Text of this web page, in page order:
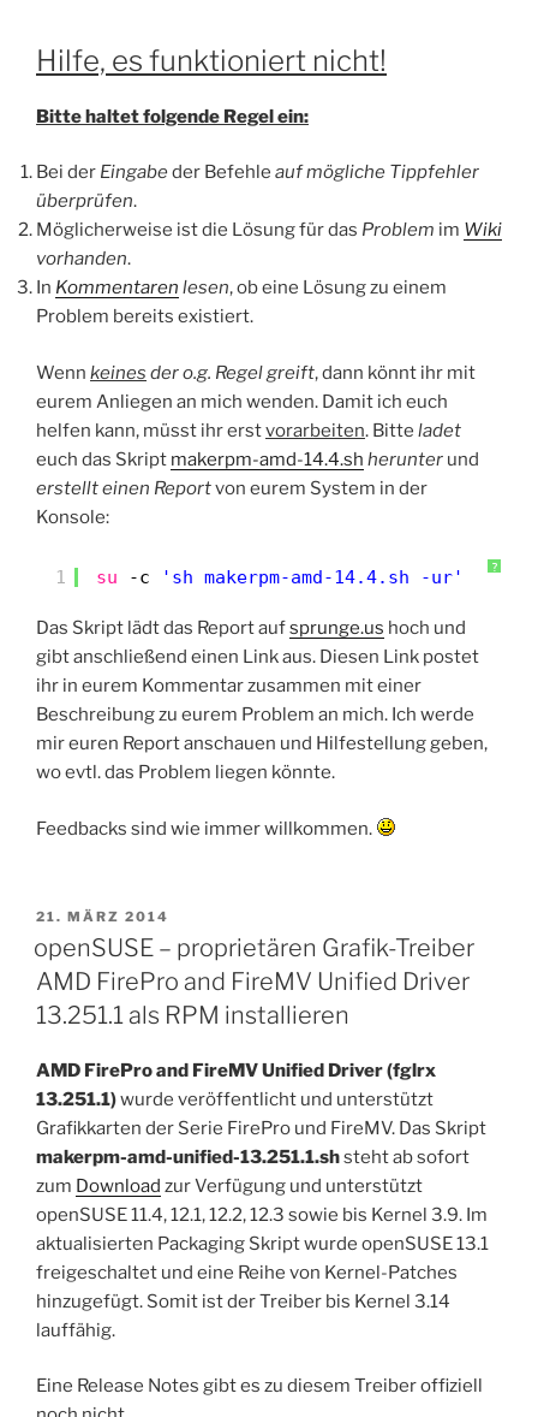
Hilfe, es funktioniert nicht!
Bitte haltet folgende Regel ein:
Bei der Eingabeder Befehle auf mögliche Tippfehler
überprüfen.
Möglicherweise ist die Lösung für das Problem im Wiki
vorhanden.
In Kommentaren lesen, ob eine Lösung zu einem
Problem bereits existiert.
Wenn keines der o.g. Regel greift, dann könnt ihr mit
eurem Anliegen an mich wenden. Damit ich euch
helfen kann, müsst ihr erstvorarbeiten. Bitte ladet
euch das Skript makerpm-amd-14.4.sh herunter und
erstellt einen Reportvon eurem System in der
Konsole:
?
1 su -c 'sh makerpm-amd-14.4.sh -ur'
Das Skript lädt das Report aufsprunge.us hoch und
gibt anschließend einen Link aus. Diesen Link postet
ihr in eurem Kommentar zusammen mit einer
Beschreibung zu eurem Problem an mich. Ich werde
mir euren Report anschauen und Hilfestellung geben,
wo evtl. das Problem liegen könnte.
Feedbacks sind wie immer willkommen.
VERÖFFENTLICHT
21. MÄRZ 2014
openSUSE – proprietären Grafik-Treiber
AMD FirePro and FireMV Unified Driver
13.251.1 als RPM installieren
AMD FirePro and FireMV Unified Driver (fglrx
13.251.1)wurde veröffentlicht und unterstützt
Grafikkarten der Serie FirePro und FireMV. Das Skript
makerpm-amd-unified-13.251.1.shsteht ab sofort
zum Download zur Verfügung und unterstützt
openSUSE 11.4, 12.1, 12.2, 12.3 sowie bis Kernel 3.9. Im
aktualisierten Packaging Skript wurde openSUSE 13.1
freigeschaltet und eine Reihe von Kernel-Patches
hinzugefügt. Somit ist der Treiber bis Kernel 3.14
lauffähig.
Eine Release Notes gibt es zu diesem Treiber offiziell